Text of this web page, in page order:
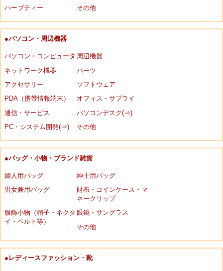
ハーブティー
その他
●パソコン・周辺機器
パソコン・コンピュータ 周辺機器
ネットワーク機器
パーツ
アクセサリー
ソフトウェア
PDA（携帯情報端末）
オフィス・サプライ
通信・サービス
パソコンデスク(⇒)
PC・システム開発(⇒)
その他
●バッグ・小物・ブランド雑貨
婦人用バッグ
紳士用バッグ
男女兼用バッグ
財布・コインケース・マ
ネークリップ
服飾小物（帽子・ネクタ
イ・ベルト等）
眼鏡・サングラス
その他
●レディースファッション・靴